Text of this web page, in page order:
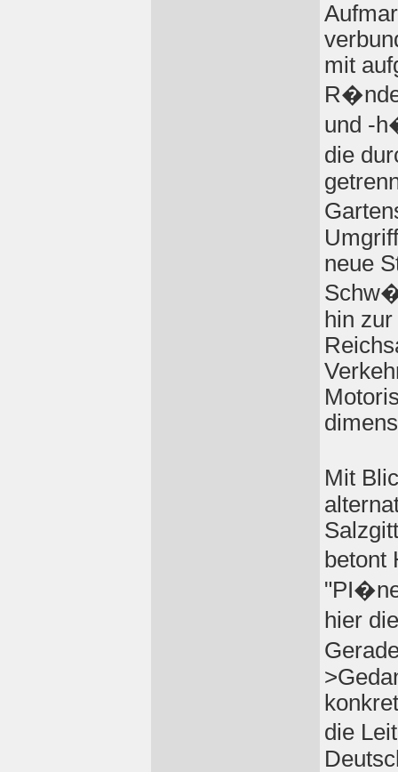
mit
und -
die
neue
hin
Mit
hier
die